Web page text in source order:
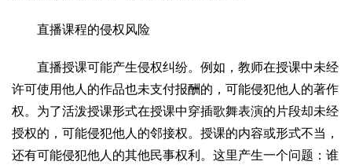
直播课程的侵权风险
直播授课可能产生侵权纠纷。例如，教师在授课中未经
许可使用他人的作品也未支付报酬的，可能侵犯他人的著作
权。为了活泼授课形式在授课中穿插歌舞表演的片段却未经
授权的，可能侵犯他人的邻接权。授课的内容或形式不当，
还有可能侵犯他人的其他民事权利。这里产生一个问题：谁